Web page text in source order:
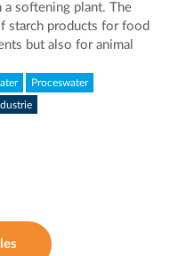
a softening plant. The
starch products for food
but also for animal
Proceswater